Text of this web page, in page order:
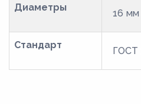
Диаметры
16
Стандарт
ГОСТ